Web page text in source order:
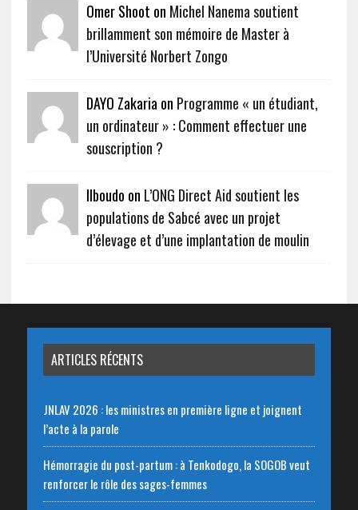
Omer Shoot on Michel Nanema soutient
brillamment son mémoire de Master à
l’Université Norbert Zongo
DAYO Zakaria on Programme « un étudiant,
un ordinateur » : Comment effectuer une
souscription ?
Ilboudo on L’ONG Direct Aid soutient les
populations de Sabcé avec un projet
d’élevage et d’une implantation de moulin
ARTICLES RÉCENTS
JNLAV 2026 : les ministres en première ligne et joignent
l’acte à la parole
Hémorragie du post-partum : à Tenkodogo, la SOGOB veut
renforcer le rôle des sages-femmes